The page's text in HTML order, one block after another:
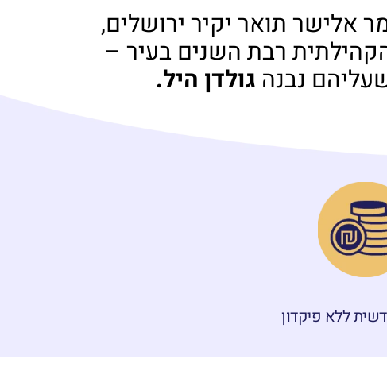
למר אלישר תואר יקיר ירושלים,
רבת השנים בעיר –
נבנה גולדן היל.
ללא פיקדון